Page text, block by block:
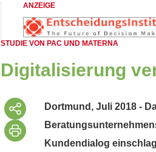
p
t
n
a
v
i
f
a
d
a
v
ANZEIGE
STUDIE VON PAC UND MATERNA
Digitalisierung
Dortmund, Juli 2018 -
Kundendialog